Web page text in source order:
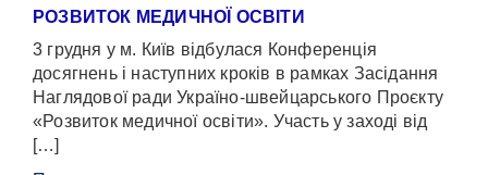
РОЗВИТОК МЕДИЧНОЇ ОСВІТИ
3 грудня у м. Київ відбулася Конференція
досягнень і наступних кроків в рамках Засідання
Наглядової ради Україно-швейцарського Проєкту
«Розвиток медичної освіти». Участь у заході від
[…]